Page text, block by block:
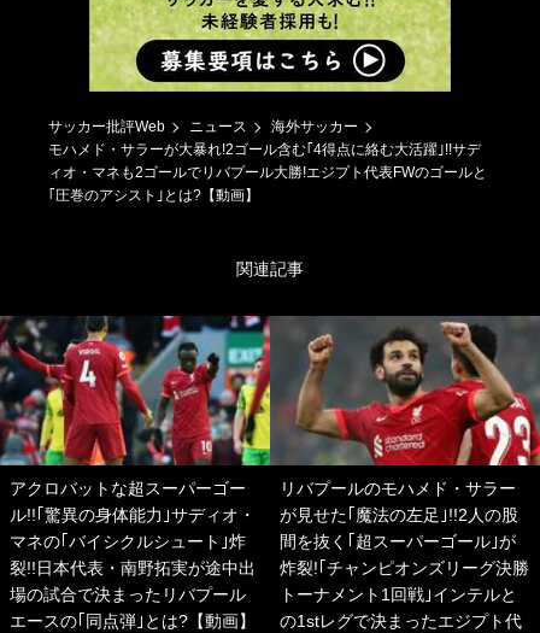
サッカー批評Web ニュース
海外サッカー
モハメド・サラーが大暴れ!2ゴール含む｢4得点に絡む大活躍｣!!サデ
ィオ・マネも2ゴールでリバプール大勝!エジプト代表FWのゴールと
｢圧巻のアシスト｣とは?【動画】
関連記事
アクロバットな超スーパーゴー
ル!!｢驚異の身体能力｣サディオ・
マネの｢バイシクルシュート｣炸
裂!!日本代表・南野拓実が途中出
場の試合で決まったリバプール
エースの｢同点弾｣とは?【動画】
リバプールのモハメド・サラー
が見せた｢魔法の左足｣!!2人の股
間を抜く｢超スーパーゴール｣が
炸裂!｢チャンピオンズリーグ決勝
トーナメント1回戦｣インテルと
の1stレグで決まったエジプト代